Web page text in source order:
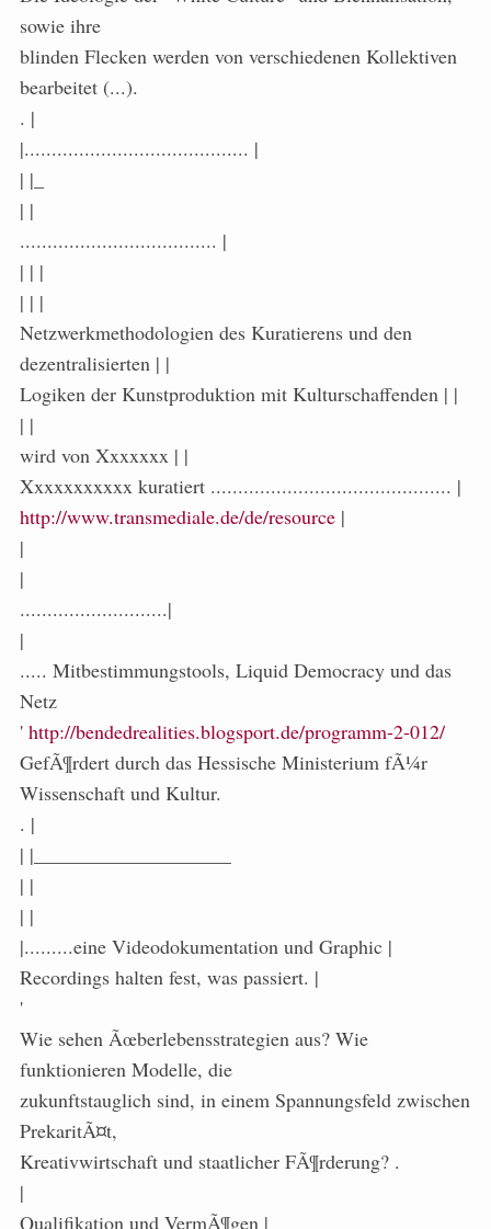
sowie ihre
blinden Flecken werden von verschiedenen Kollektiven
bearbeitet (...).
. |
|......................................... |
| |_
| |
.................................... |
| | |
| | |
Netzwerkmethodologien des Kuratierens und den
dezentralisierten | |
Logiken der Kunstproduktion mit Kulturschaffenden | |
| |
wird von Xxxxxxx | |
Xxxxxxxxxxx kuratiert ............................................ |
http://www.transmediale.de/de/resource |
|
|
...........................|
|
..... Mitbestimmungstools, Liquid Democracy und das
Netz
' http://bendedrealities.blogsport.de/programm-2-012/
GefÃ¶rdert durch das Hessische Ministerium fÃ¼r
Wissenschaft und Kultur.
. |
| |____________________
| |
| |
|.........eine Videodokumentation und Graphic |
Recordings halten fest, was passiert. |
'
Wie sehen Ãœberlebensstrategien aus? Wie
funktionieren Modelle, die
zukunftstauglich sind, in einem Spannungsfeld zwischen
PrekaritÃ¤t,
Kreativwirtschaft und staatlicher FÃ¶rderung? .
|
Qualifikation und VermÃ¶gen |